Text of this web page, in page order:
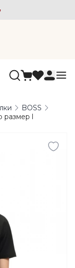
BOSS
размер l